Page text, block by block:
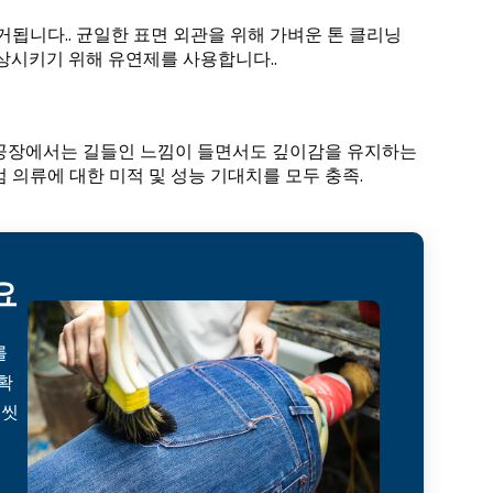
니다.. 균일한 표면 외관을 위해 가벼운 톤 클리닝
키기 위해 유연제를 사용합니다..
에서는 길들인 느낌이 들면서도 깊이감을 유지하는
류에 대한 미적 및 성능 기대치를 모두 충족.